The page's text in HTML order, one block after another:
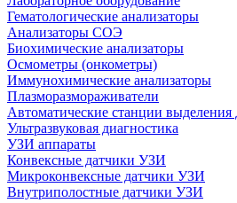
Гематологические анализаторы
Анализаторы СОЭ
Биохимические анализаторы
Осмометры (онкометры)
Иммунохимические анализаторы
Плазморазмораживатели
Автоматические станции
Ультразвуковая диагностика
УЗИ аппараты
Конвексные датчики УЗИ
Микроконвексные датчики УЗИ
Внутриполостные датчики УЗИ